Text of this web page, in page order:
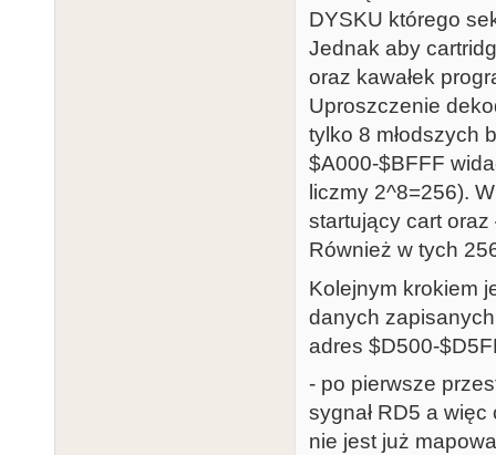
DYSKU którego
Jednak aby
oraz kawałek
Uproszczenie
tylko 8 młodszych
$A000-$BFFF
liczmy 2^8=256).
startujący cart oraz
Również w tych
Kolejnym krokiem
danych
adres $D500-
- po pierwsze
sygnał RD5 a
nie jest już